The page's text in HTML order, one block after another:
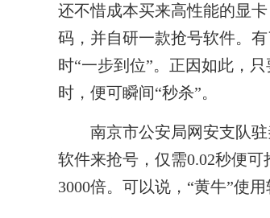
还不惜成本买来高性能的显
码，并自研一款抢号软件。
时“一步到位”。正因如此，
时，便可瞬间“秒杀”。
南京市公安局网安支队驻
软件来抢号，仅需0.02秒便
3000倍。可以说，“黄牛”使